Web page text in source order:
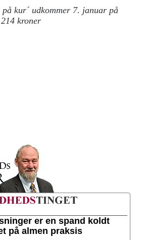
kur´ udkommer 7. januar på
kroner
er en spand koldt
på almen praksis